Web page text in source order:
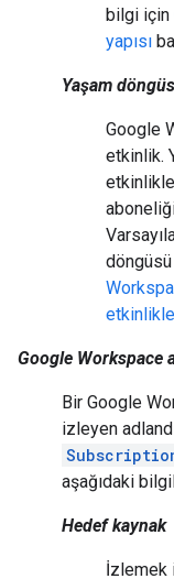
bilgi için
yapısı
Yaşam
Google
etkinlik.
döngüsü
Google Workspace
Bir Google
izleyen
aşağıdaki
Hedef kaynak
İzlemek